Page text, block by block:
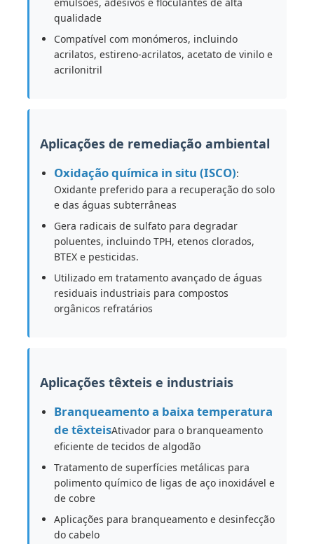
Agentes de tratamento de água
Química de uso diário
qualidade
Compatível com monómeros, incluindo
acrilatos, estireno-acrilatos, acetato de vinilo e
acrilonitril
Aplicações de remediação ambiental
Oxidação química in situ (ISCO):
Oxidante preferido para a recuperação do solo
e das águas subterrâneas
Gera radicais de sulfato para degradar
poluentes, incluindo TPH, etenos clorados,
BTEX e pesticidas.
Utilizado em tratamento avançado de águas
residuais industriais para compostos
orgânicos refratários
Aplicações têxteis e industriais
Branqueamento a baixa temperatura
de têxteisAtivador para o branqueamento
eficiente de tecidos de algodão
Tratamento de superfícies metálicas para
polimento químico de ligas de aço inoxidável e
de cobre
Aplicações para branqueamento e desinfecção
do cabelo